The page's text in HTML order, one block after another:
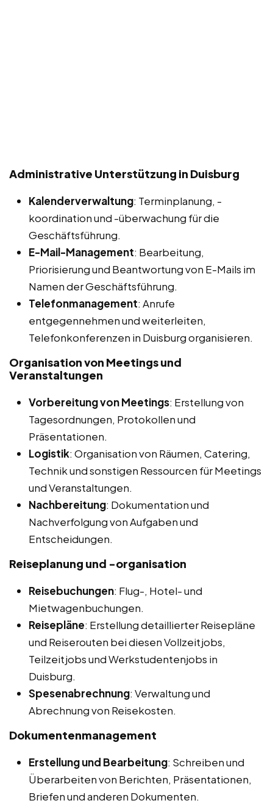
Administrative Unterstützung in Duisburg
Kalenderverwaltung: Terminplanung, -
koordination und -überwachung für die
Geschäftsführung.
E-Mail-Management: Bearbeitung,
Priorisierung und Beantwortung von E-Mails im
Namen der Geschäftsführung.
Telefonmanagement: Anrufe
entgegennehmen und weiterleiten,
Telefonkonferenzen in Duisburg organisieren.
Organisation von Meetings und
Veranstaltungen
Vorbereitung von Meetings: Erstellung von
Tagesordnungen, Protokollen und
Präsentationen.
Logistik: Organisation von Räumen, Catering,
Technik und sonstigen Ressourcen für Meetings
und Veranstaltungen.
Nachbereitung: Dokumentation und
Nachverfolgung von Aufgaben und
Entscheidungen.
Reiseplanung und -organisation
Reisebuchungen: Flug-, Hotel- und
Mietwagenbuchungen.
Reisepläne: Erstellung detaillierter Reisepläne
und Reiserouten bei diesen Vollzeitjobs,
Teilzeitjobs und Werkstudentenjobs in
Duisburg.
Spesenabrechnung: Verwaltung und
Abrechnung von Reisekosten.
Dokumentenmanagement
Erstellung und Bearbeitung: Schreiben und
Überarbeiten von Berichten, Präsentationen,
Briefen und anderen Dokumenten.